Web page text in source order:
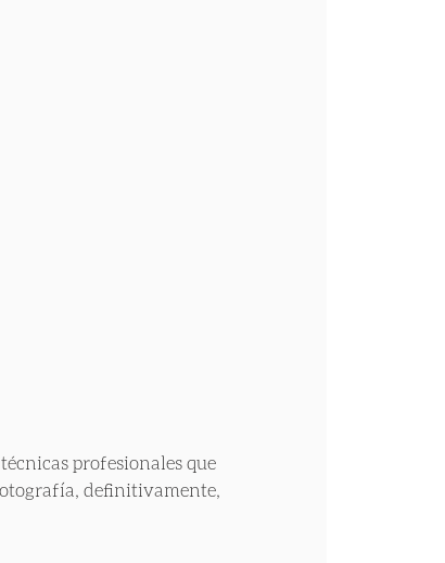
profesionales que
definitivamente,